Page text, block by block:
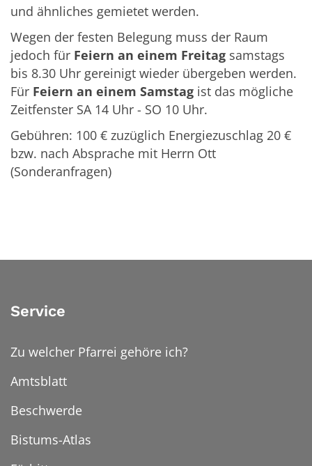
und ähnliches gemietet werden.
Wegen der festen Belegung muss der Raum
jedoch für Feiern an einem Freitag samstags
bis 8.30 Uhr gereinigt wieder übergeben werden.
Für Feiern an einem Samstag ist das mögliche
Zeitfenster SA 14 Uhr - SO 10 Uhr.
Gebühren: 100 € zuzüglich Energiezuschlag 20 €
bzw. nach Absprache mit Herrn Ott
(Sonderanfragen)
Service
Zu welcher Pfarrei gehöre ich?
Amtsblatt
Beschwerde
Bistums-Atlas